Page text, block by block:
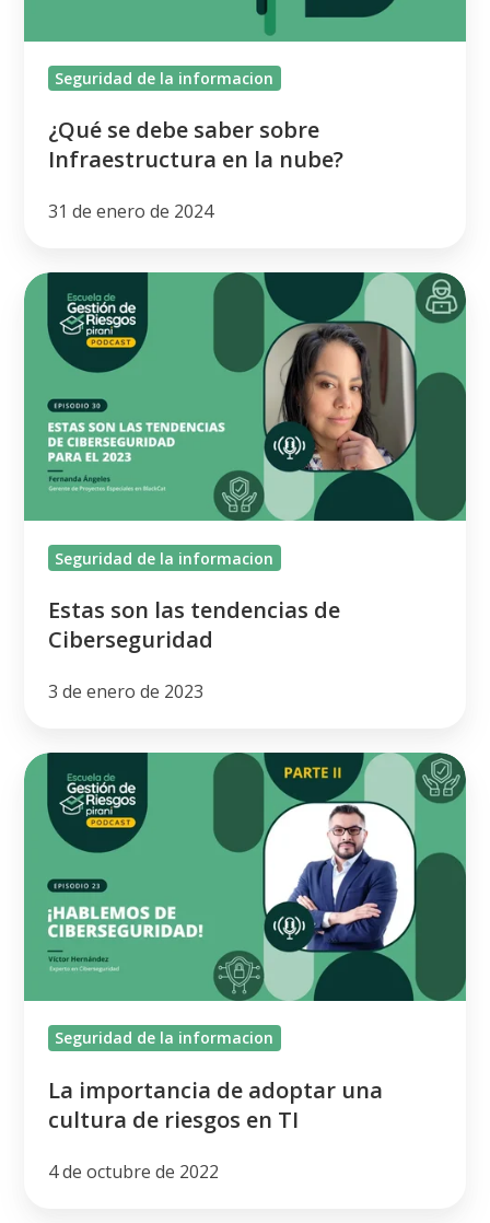
Seguridad de la informacion
¿Qué se debe saber sobre
Infraestructura en la nube?
31 de enero de 2024
Estas
tendencias
Ciberseguridad
Seguridad de la informacion
Estas son las tendencias de
Ciberseguridad
3 de enero de 2023
La
importancia
adoptar
una
cultura
Seguridad de la informacion
La importancia de adoptar una
cultura de riesgos en TI
4 de octubre de 2022